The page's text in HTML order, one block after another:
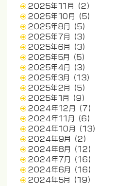
2025年11月
(2)
2025年10月
(5)
2025年8月
(5)
2025年7月
(3)
2025年6月
(3)
2025年5月
(5)
2025年4月
(3)
2025年3月
(13)
2025年2月
(5)
2025年1月
(9)
2024年12月
(7)
2024年11月
(6)
2024年10月
(13)
2024年9月
(2)
2024年8月
(12)
2024年7月
(16)
2024年6月
(16)
2024年5月
(19)